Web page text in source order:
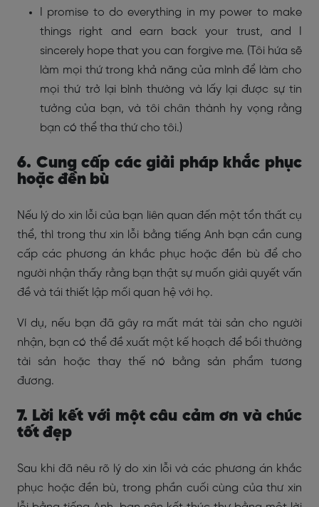
I promise to do everything in my power to make
things right and earn back your trust, and I
sincerely hope that you can forgive me. (Tôi hứa sẽ
làm mọi thứ trong khả năng của mình để làm cho
mọi thứ trở lại bình thường và lấy lại được sự tin
tưởng của bạn, và tôi chân thành hy vọng rằng
bạn có thể tha thứ cho tôi.)
6. Cung cấp các giải pháp khắc phục
hoặc đền bù
Nếu lý do xin lỗi của bạn liên quan đến một tổn thất cụ
thể, thì trong thư xin lỗi bằng tiếng Anh bạn cần cung
cấp các phương án khắc phục hoặc đền bù để cho
người nhận thấy rằng bạn thật sự muốn giải quyết vấn
đề và tái thiết lập mối quan hệ với họ.
Ví dụ, nếu bạn đã gây ra mất mát tài sản cho người
nhận, bạn có thể đề xuất một kế hoạch để bồi thường
tài sản hoặc thay thế nó bằng sản phẩm tương
đương.
7. Lời kết với một câu cảm ơn và chúc
tốt đẹp
Sau khi đã nêu rõ lý do xin lỗi và các phương án khắc
phục hoặc đền bù, trong phần cuối cùng của thư xin